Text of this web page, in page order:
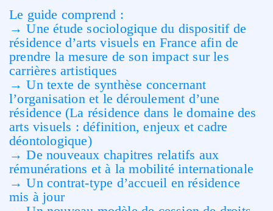
Le guide comprend :
→ Une étude sociologique du dispositif de
résidence d’arts visuels en France afin de
prendre la mesure de son impact sur les
carrières artistiques
→ Un texte de synthèse concernant
l’organisation et le déroulement d’une
résidence (La résidence dans le domaine des
arts visuels : définition, enjeux et cadre
déontologique)
→ De nouveaux chapitres relatifs aux
rémunérations et à la mobilité internationale
→ Un contrat-type d’accueil en résidence
mis à jour